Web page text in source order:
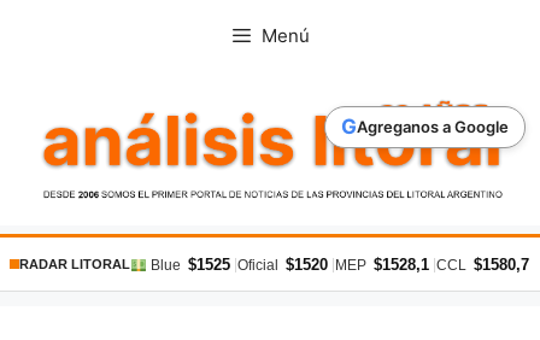
GAgreganos a Google
Menú
RADAR LITORAL Blue $1525 Oficial $1520 MEP $1528,1 CCL $1580,7